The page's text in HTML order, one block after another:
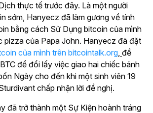
thực tế trước đây. Là một người
sớm, Hanyecz đã làm gương về tính
bằng cách Sử Dụng bitcoin của mình
pizza của Papa John. Hanyecz đã đặt
của mình trên bitcointalk.org, đề
để đổi lấy việc giao hai chiếc bánh
Ngày cho đến khi một sinh viên 19
chấp nhận lời đề nghị.
đã trở thành một Sự Kiện hoành tráng